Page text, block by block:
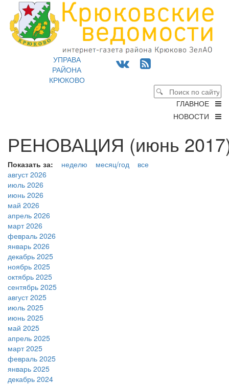
УПРАВА
РАЙОНА
КРЮКОВО
ГЛАВНОЕ
НОВОСТИ
РЕНОВАЦИЯ (июнь
Показать за: неделю месяц/год
все
август 2026
июль 2026
июнь 2026
май 2026
апрель 2026
март 2026
февраль 2026
январь 2026
декабрь 2025
ноябрь 2025
октябрь 2025
сентябрь 2025
август 2025
июль 2025
июнь 2025
май 2025
апрель 2025
март 2025
февраль 2025
январь 2025
декабрь 2024